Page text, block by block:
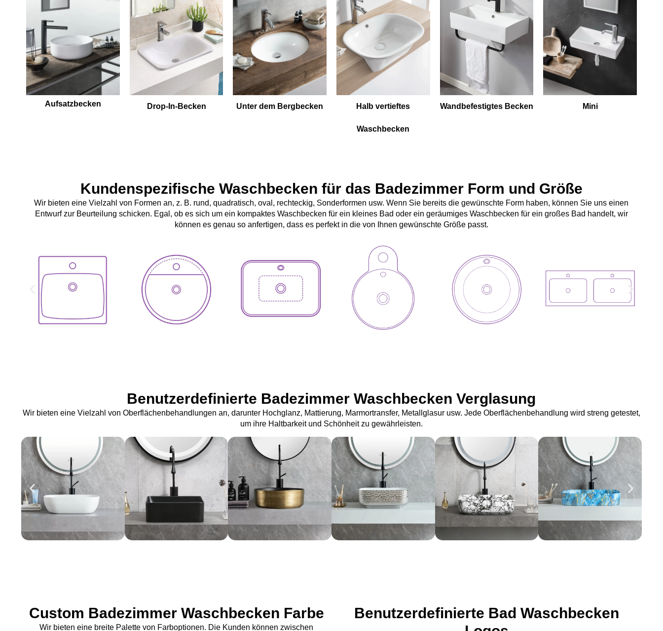
Aufsatzbecken Drop-In-Becken Unter dem Bergbecken Halb vertieftes
Waschbecken
Wandbefestigtes Becken Mini
Kundenspezifische Waschbecken für das Badezimmer Form und Größe
Wir bieten eine Vielzahl von Formen an, z. B. rund, quadratisch, oval, rechteckig, Sonderformen usw. Wenn Sie bereits die gewünschte Form haben, können Sie uns einen
Entwurf zur Beurteilung schicken. Egal, ob es sich um ein kompaktes Waschbecken für ein kleines Bad oder ein geräumiges Waschbecken für ein großes Bad handelt, wir
können es genau so anfertigen, dass es perfekt in die von Ihnen gewünschte Größe passt.
Benutzerdefinierte Badezimmer Waschbecken Verglasung
Wir bieten eine Vielzahl von Oberflächenbehandlungen an, darunter Hochglanz, Mattierung, Marmortransfer, Metallglasur usw. Jede Oberflächenbehandlung wird streng getestet,
um ihre Haltbarkeit und Schönheit zu gewährleisten.
Custom Badezimmer Waschbecken Farbe
Wir bieten eine breite Palette von Farboptionen. Die Kunden können zwischen
Benutzerdefinierte Bad Waschbecken